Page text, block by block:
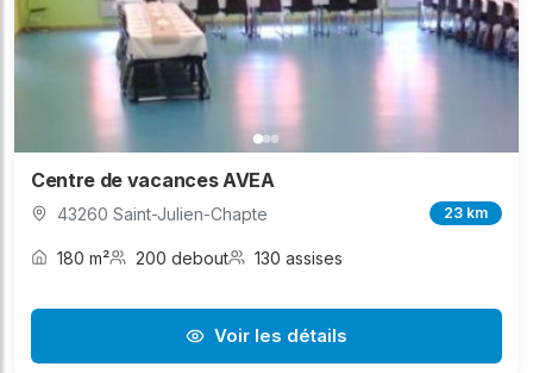
Centre de vacances AVEA
43260 Saint-Julien-Chapte 23 km
180 m² 200 debout 130 assises
Voir les détails